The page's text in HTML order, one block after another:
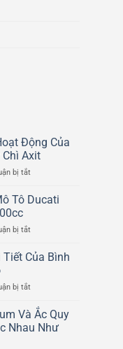
Động Của
Chì Axit
bị tắt
Lý
Của
Ắc
Axit
Tô Ducati
bị tắt
Quy
Tô
Scrambler
800cc
Tiết Của Bình
bị tắt
Tạo
Chi
Tiết
Và Ắc Quy
Nhau Như